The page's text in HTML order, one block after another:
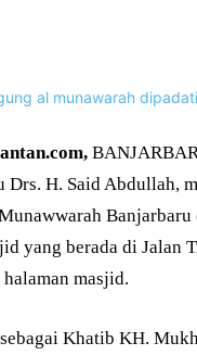
Drs. H. Said Abdullah,
yang berada di Jalan
masjid.
Khatib KH.